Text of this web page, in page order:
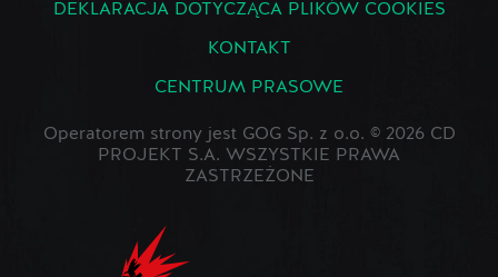
DEKLARACJA DOTYCZĄCA PLIKÓW COOKIES
KONTAKT
CENTRUM PRASOWE
Operatorem strony jest GOG Sp. z o.o. © 2026 CD
PROJEKT S.A. WSZYSTKIE PRAWA
ZASTRZEŻONE